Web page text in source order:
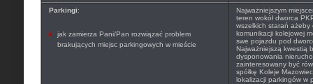
Parkingi:
jak zamierza Pani/Pan rozwiązać problem
brakujących miejsc parkingowych w mieście
Najważniejszym
teren wokół dworca
wszelkich starań ażeby
komunikacji kolejowej
swe pojazdu pod
Najważniejszą kwestią
dysponowania
zainteresowany być
spółkę Koleje
lokalizacji parkingów w